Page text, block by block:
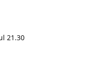
21.30